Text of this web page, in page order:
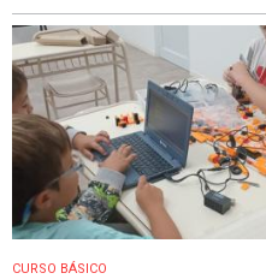
CURSO BÁSICO